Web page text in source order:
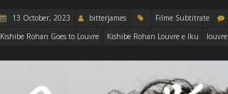
13 October, 2023 bitterjames Filme Subtitrate
Kishibe Rohan Goes to Louvre
Kishibe Rohan Louvre e Iku louvre